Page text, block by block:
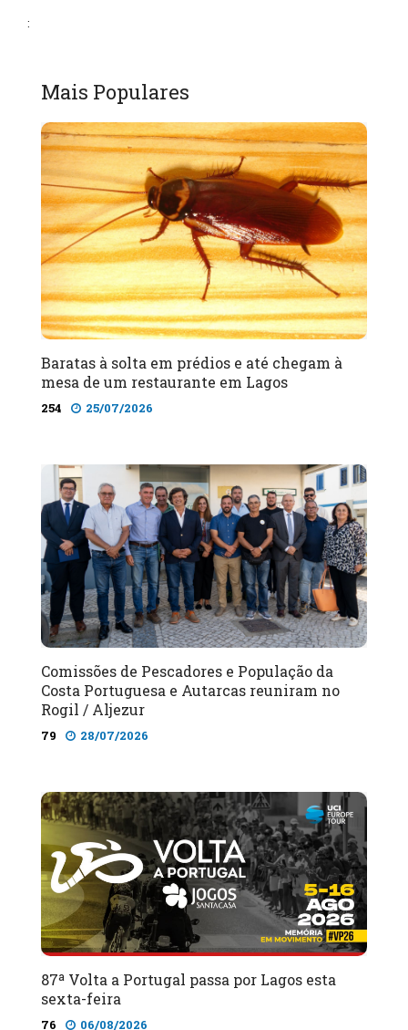
:
Mais Populares
Baratas à solta em prédios e até chegam à
mesa de um restaurante em Lagos
254 25/07/2026
Comissões de Pescadores e População da
Costa Portuguesa e Autarcas reuniram no
Rogil / Aljezur
79 28/07/2026
87ª Volta a Portugal passa por Lagos esta
sexta-feira
76 06/08/2026